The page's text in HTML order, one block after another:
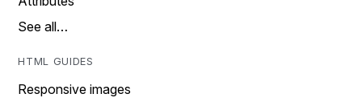
See all…
HTML GUIDES
Responsive images